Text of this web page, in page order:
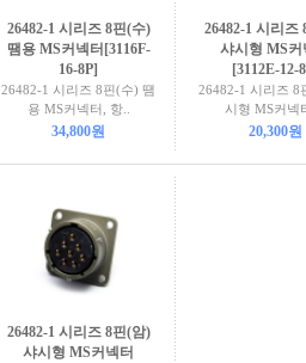
26482-1 시리즈 8핀(수)
땜용 MS커넥터[3116F-
16-8P]
26482-1 시리즈 8핀(수) 땜
용 MS커넥터, 항..
34,800원
26482-1 시리즈
샤시형 MS커
[3112E-12-
26482-1 시리즈 8
시형 MS커넥
20,300원
26482-1 시리즈 8핀(암)
샤시형 MS커넥터